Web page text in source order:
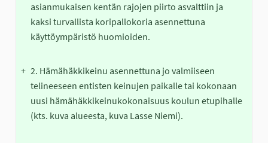
asianmukaisen kentän rajojen piirto asvalttiin ja
kaksi turvallista koripallokoria asennettuna
käyttöympäristö huomioiden.
+ 2. Hämähäkkikeinu asennettuna jo valmiiseen
telineeseen entisten keinujen paikalle tai kokonaan
uusi hämähäkkikeinukokonaisuus koulun etupihalle
(kts. kuva alueesta, kuva Lasse Niemi).